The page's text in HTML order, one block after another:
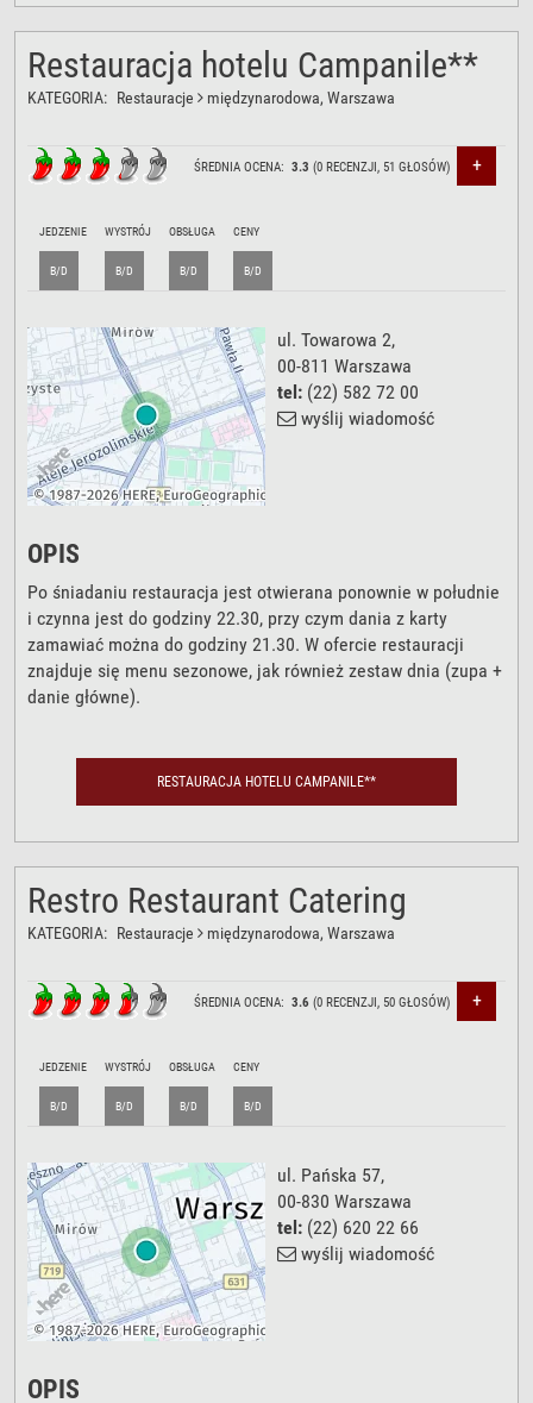
Restauracja hotelu Campanile**
KATEGORIA: Restauracje międzynarodowa, Warszawa
ŚREDNIA OCENA:3.3 (0 RECENZJI, 51 GŁOSÓW) +
JEDZENIE
B/D
WYSTRÓJ
B/D
OBSŁUGA
B/D
CENY
B/D
ul. Towarowa 2,
00-811 Warszawa
tel: (22) 582 72 00
wyślij wiadomość
OPIS
Po śniadaniu restauracja jest otwierana ponownie w południe
i czynna jest do godziny 22.30, przy czym dania z karty
zamawiać można do godziny 21.30. W ofercie restauracji
znajduje się menu sezonowe, jak również zestaw dnia (zupa +
danie główne).
RESTAURACJA HOTELU CAMPANILE**
Restro Restaurant Catering
KATEGORIA: Restauracje międzynarodowa, Warszawa
ŚREDNIA OCENA:3.6 (0 RECENZJI, 50 GŁOSÓW) +
JEDZENIE
B/D
WYSTRÓJ
B/D
OBSŁUGA
B/D
CENY
B/D
ul. Pańska 57,
00-830 Warszawa
tel: (22) 620 22 66
wyślij wiadomość
OPIS